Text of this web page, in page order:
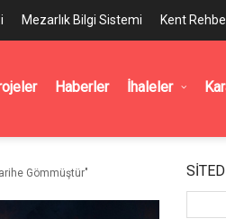
Mezarlık Bilgi Sistemi Kent
Haberler İhaleler
Gömmüştür"